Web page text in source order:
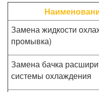
Замена жидкости
промывка)
Замена бачка
системы охлаждения